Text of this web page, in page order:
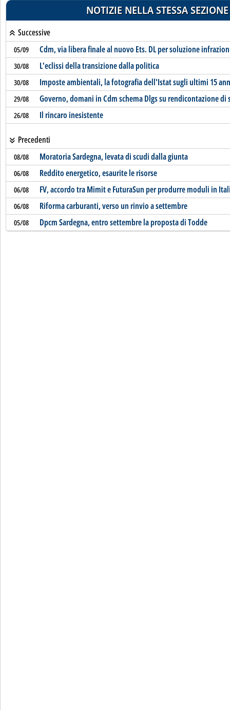
NOTIZIE NELLA STESSA SEZIONE
Successive
05/09 Cdm, via libera finale al nuovo Ets. DL per soluzione
30/08 L'eclissi della transizione dalla politica
30/08 Imposte ambientali, la fotografia dell'Istat sugli ultimi 15
29/08 Governo, domani in Cdm schema Dlgs su rendicontazione
26/08 Il rincaro inesistente
Precedenti
08/08 Moratoria Sardegna, levata di scudi dalla giunta
06/08 Reddito energetico, esaurite le risorse
06/08 FV, accordo tra Mimit e FuturaSun per produrre moduli in
06/08 Riforma carburanti, verso un rinvio a settembre
05/08 Dpcm Sardegna, entro settembre la proposta di Todde